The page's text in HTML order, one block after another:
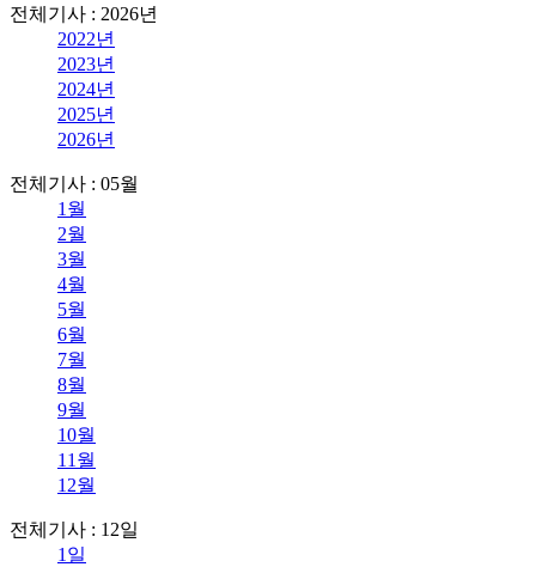
전체기사 : 2026년
2022년
2023년
2024년
2025년
2026년
전체기사 : 05월
1월
2월
3월
4월
5월
6월
7월
8월
9월
10월
11월
12월
전체기사 : 12일
1일